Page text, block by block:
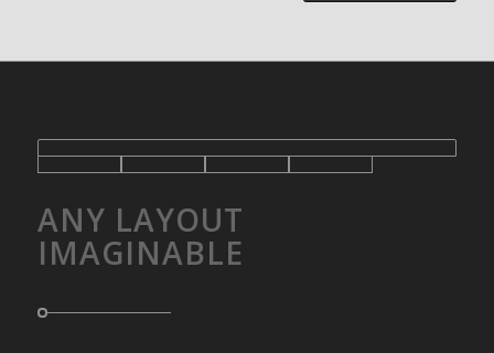
ANY LAYOUT
IMAGINABLE